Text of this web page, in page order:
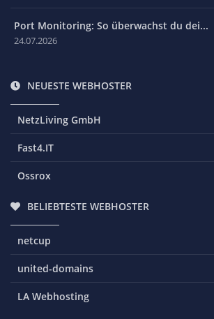
Port Monitoring: So überwachst du dei...
24.07.2026
NEUESTE WEBHOSTER
NetzLiving GmbH
Fast4.IT
Ossrox
BELIEBTESTE WEBHOSTER
netcup
united-domains
LA Webhosting